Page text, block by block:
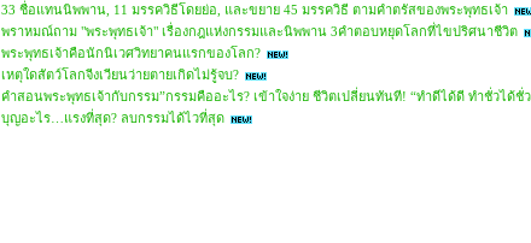
33 ชื่อแทนนิพพาน, 11 มรรควิธีโดยย่อ, และขยาย 45 มรรควิธี ตามคำตรัสของพระพุทธเจ้า
พราหมณ์ถาม "พระพุทธเจ้า" เรื่องกฎแห่งกรรมและนิพพาน 3คำตอบหยุดโลกที่ไขปริศนาชีวิต
พระพุทธเจ้าคือนักนิเวศวิทยาคนแรกของโลก?
เหตุใดสัตว์โลกจีงเวียนว่ายตายเกิดไม่รู้จบ?
คำสอนพระพุทธเจ้ากับกรรม”กรรมคืออะไร? เข้าใจง่าย ชีวิตเปลี่ยนทันที! “ทำดีได้ดี ทำชั่วได้ชั่
บุญอะไร…แรงที่สุด? ลบกรรมได้ไวที่สุด